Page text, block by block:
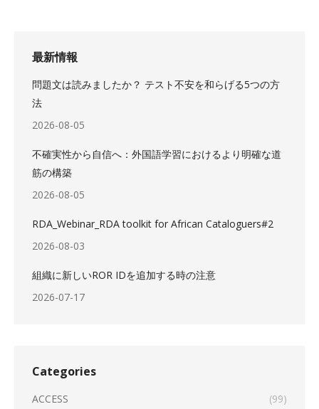
最新情報
問題文は読みましたか？ テスト不安を和らげる5つの方
法
2026-08-05
不確実性から自信へ：外国語学習におけるより明確な道
筋の構築
2026-08-05
RDA_Webinar_RDA toolkit for African Cataloguers#2
2026-08-03
組織に新しいROR IDを追加する時の注意
2026-07-17
Categories
ACCESS
(99)